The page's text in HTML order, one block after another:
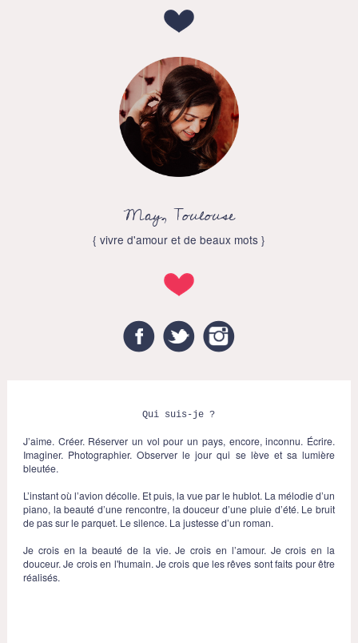
May, Toulouse
{ vivre d'amour et de beaux mots }
FacebookTwitter
Qui suis-je ?
J’aime. Créer. Réserver un vol pour un pays, encore, inconnu. Écrire.
Imaginer. Photographier. Observer le jour qui se lève et sa lumière
bleutée.
L’instant où l’avion décolle. Et puis, la vue par le hublot. La mélodie d’un
piano, la beauté d’une rencontre, la douceur d’une pluie d’été. Le bruit
de pas sur le parquet. Le silence. La justesse d’un roman.
Je crois en la beauté de la vie. Je crois en l’amour. Je crois en la
douceur. Je crois en l'humain. Je crois que les rêves sont faits pour être
réalisés.